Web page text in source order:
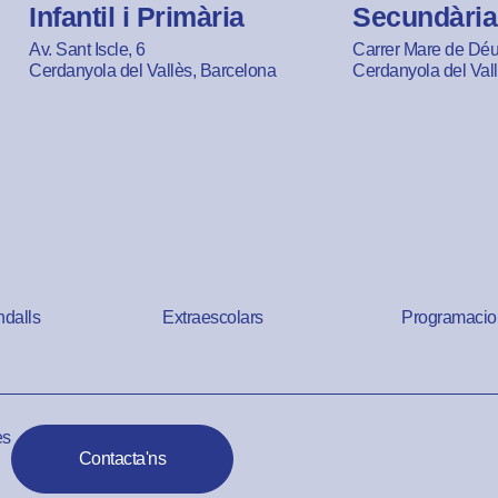
Infantil i Primària
Av. Sant Iscle, 6
Cerdanyola del Vallès, Barcelona
Secundària
Carrer Mare de
Cerdanyola del
Extraescolars
Contacta'ns